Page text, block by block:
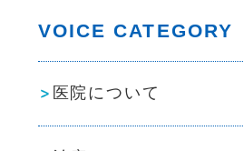
VOICE CATEGORY
医院について